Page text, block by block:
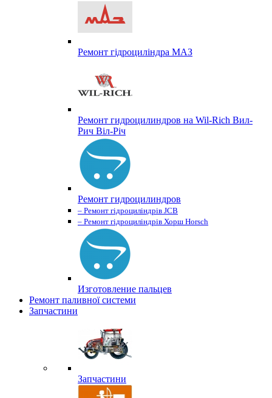
Ремонт гідроциліндра МАЗ
Ремонт гидроцилиндров на Wil-Rich Вил-
Рич Віл-Річ
Ремонт гидроцилиндров
– Ремонт гідроциліндрів JCB
– Ремонт гідроциліндрів Хорш Horsch
Изготовление пальцев
Ремонт паливної системи
Запчастини
Запчастини